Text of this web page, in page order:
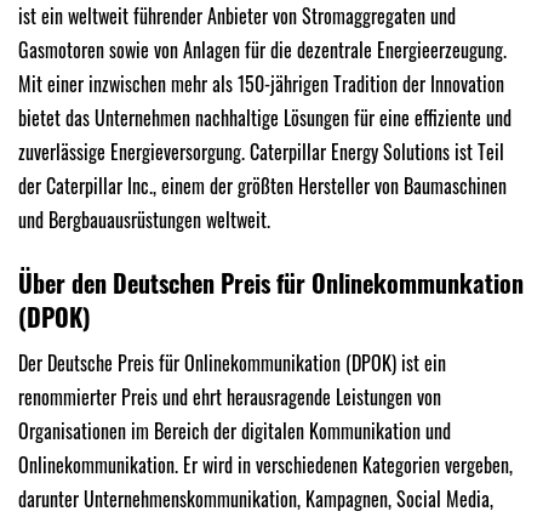
ist ein weltweit führender Anbieter von Stromaggregaten und
Gasmotoren sowie von Anlagen für die dezentrale Energieerzeugung.
Mit einer inzwischen mehr als 150-jährigen Tradition der Innovation
bietet das Unternehmen nachhaltige Lösungen für eine effiziente und
zuverlässige Energieversorgung. Caterpillar Energy Solutions ist Teil
der Caterpillar Inc., einem der größten Hersteller von Baumaschinen
und Bergbauausrüstungen weltweit.
Über den Deutschen Preis für Onlinekommunkation
(DPOK)
Der Deutsche Preis für Onlinekommunikation (DPOK) ist ein
renommierter Preis und ehrt herausragende Leistungen von
Organisationen im Bereich der digitalen Kommunikation und
Onlinekommunikation. Er wird in verschiedenen Kategorien vergeben,
darunter Unternehmenskommunikation, Kampagnen, Social Media,